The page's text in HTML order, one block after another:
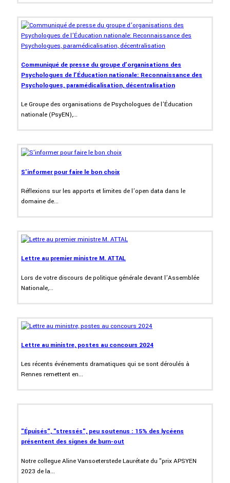
Communiqué de presse du groupe d’organisations des
Psychologues de l’Éducation nationale: Reconnaissance des
Psychologues, paramédicalisation, décentralisation
Le Groupe des organisations de Psychologues de l’Éducation
nationale (PsyEN),...
S'informer pour faire le bon choix
Réflexions sur les apports et limites de l’open data dans le
domaine de...
Lettre au premier ministre M. ATTAL
Lors de votre discours de politique générale devant l’Assemblée
Nationale,...
Lettre au ministre, postes au concours 2024
Les récents événements dramatiques qui se sont déroulés à
Rennes remettent en...
"Épuisés", "stressés", peu soutenus : 15% des lycéens
présentent des signes de burn-out
Notre collegue Aline Vansoeterstede Laurétate du "prix APSYEN
2023 de la...